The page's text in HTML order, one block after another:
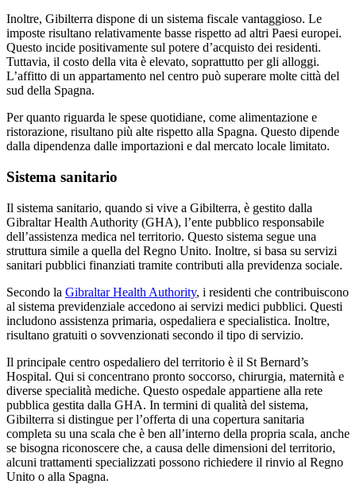
Inoltre, Gibilterra dispone di un sistema fiscale vantaggioso. Le
imposte risultano relativamente basse rispetto ad altri Paesi europei.
Questo incide positivamente sul potere d’acquisto dei residenti.
Tuttavia, il costo della vita è elevato, soprattutto per gli alloggi.
L’affitto di un appartamento nel centro può superare molte città del
sud della Spagna.
Per quanto riguarda le spese quotidiane, come alimentazione e
ristorazione, risultano più alte rispetto alla Spagna. Questo dipende
dalla dipendenza dalle importazioni e dal mercato locale limitato.
Sistema sanitario
Il sistema sanitario, quando si vive a Gibilterra, è gestito dalla
Gibraltar Health Authority (GHA), l’ente pubblico responsabile
dell’assistenza medica nel territorio. Questo sistema segue una
struttura simile a quella del Regno Unito. Inoltre, si basa su servizi
sanitari pubblici finanziati tramite contributi alla previdenza sociale.
Secondo la Gibraltar Health Authority, i residenti che contribuiscono
al sistema previdenziale accedono ai servizi medici pubblici. Questi
includono assistenza primaria, ospedaliera e specialistica. Inoltre,
risultano gratuiti o sovvenzionati secondo il tipo di servizio.
Il principale centro ospedaliero del territorio è il St Bernard’s
Hospital. Qui si concentrano pronto soccorso, chirurgia, maternità e
diverse specialità mediche. Questo ospedale appartiene alla rete
pubblica gestita dalla GHA. In termini di qualità del sistema,
Gibilterra si distingue per l’offerta di una copertura sanitaria
completa su una scala che è ben all’interno della propria scala, anche
se bisogna riconoscere che, a causa delle dimensioni del territorio,
alcuni trattamenti specializzati possono richiedere il rinvio al Regno
Unito o alla Spagna.